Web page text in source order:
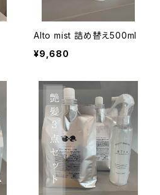
Alto mist 詰め替え500ml
¥9,680